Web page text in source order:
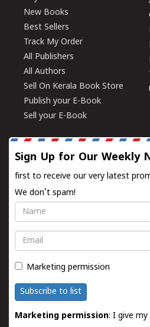
New Books
Best Sellers
Track My Order
All Publishers
All Authors
Sell On Kerala Book Store
Publish your E-Book
Sell your E-Book
Sign Up for Our Weekly
first to receive our very latest
We don't spam!
Name
Email
Marketing permission
Subscribe to list
Marketing permission: I give